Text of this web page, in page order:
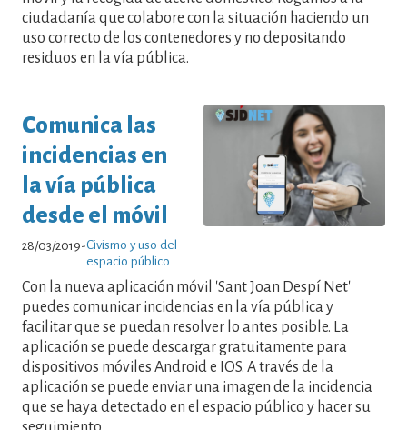
ciudadanía que colabore con la situación haciendo un
uso correcto de los contenedores y no depositando
residuos en la vía pública.
Comunica las
incidencias en
la vía pública
desde el móvil
28/03/2019-Civismo y uso del
espacio público
Con la nueva aplicación móvil 'Sant Joan Despí Net'
puedes comunicar incidencias en la vía pública y
facilitar que se puedan resolver lo antes posible. La
aplicación se puede descargar gratuitamente para
dispositivos móviles Android e IOS. A través de la
aplicación se puede enviar una imagen de la incidencia
que se haya detectado en el espacio público y hacer su